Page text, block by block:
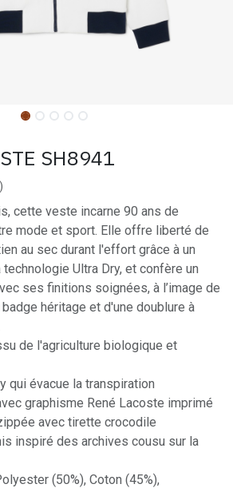
SH8941
cette veste incarne 90 ans de
mode et sport. Elle offre liberté de
au sec durant l'effort grâce à un
Ultra Dry, et confère un
ses finitions soignées, à l’image de
héritage et d'une doublure à
de l'agriculture biologique et
qui évacue la transpiration
graphisme René Lacoste imprimé
avec tirette crocodile
inspiré des archives cousu sur la
(50%), Coton (45%),